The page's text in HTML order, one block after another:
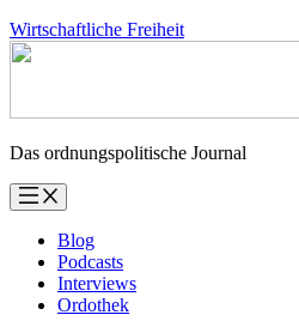
Zum
Inhalt
Wirtschaftliche Freiheit
Das ordnungspolitische Journal
Blog
Podcasts
Interviews
Ordothek